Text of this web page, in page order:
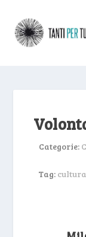
Categorie:
Tag: cultura